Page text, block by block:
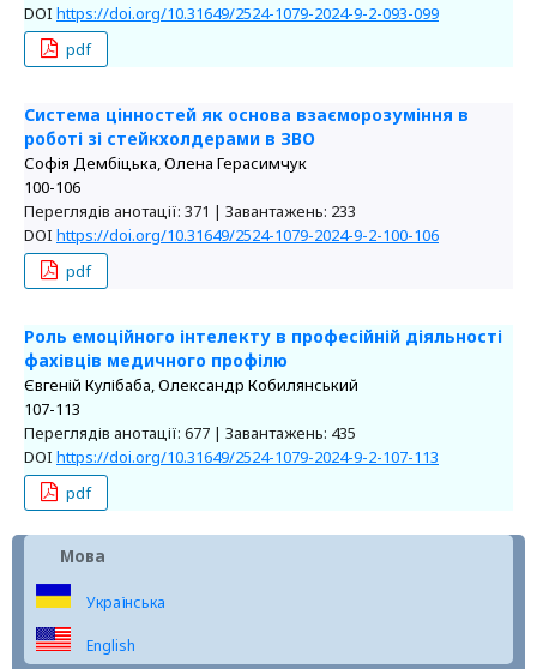
DOI https://doi.org/10.31649/2524-1079-2024-9-2-093-099
pdf
Система цінностей як основа взаєморозуміння в
роботі зі стейкхолдерами в ЗВО
Софія Дембіцька, Олена Герасимчук
100-106
Переглядів анотації: 371 | Завантажень: 233
DOI https://doi.org/10.31649/2524-1079-2024-9-2-100-106
pdf
Роль емоційного інтелекту в професійній діяльності
фахівців медичного профілю
Євгеній Кулібаба, Олександр Кобилянський
107-113
Переглядів анотації: 677 | Завантажень: 435
DOI https://doi.org/10.31649/2524-1079-2024-9-2-107-113
pdf
Мова
Українська
English